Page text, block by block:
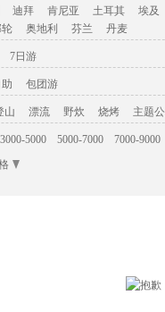
迪拜 肯尼亚 土耳其
埃及
奥地利 芬兰 丹麦
7日游
包团游
山 漂流 野炊 烧烤 主题
3000-5000 5000-7000
7000-9000